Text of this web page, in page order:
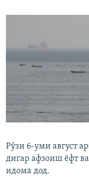
Рӯзи 6-уми август
дигар афзоиш ёфт
идома дод.